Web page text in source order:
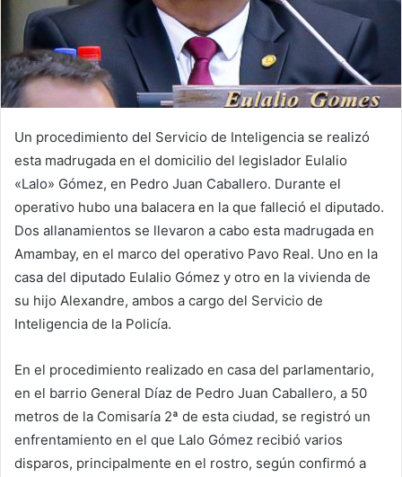
Un procedimiento del Servicio de Inteligencia se realizó
esta madrugada en el domicilio del legislador Eulalio
«Lalo» Gómez, en Pedro Juan Caballero. Durante el
operativo hubo una balacera en la que falleció el diputado.
Dos allanamientos se llevaron a cabo esta madrugada en
Amambay, en el marco del operativo Pavo Real. Uno en la
casa del diputado Eulalio Gómez y otro en la vivienda de
su hijo Alexandre, ambos a cargo del Servicio de
Inteligencia de la Policía.
En el procedimiento realizado en casa del parlamentario,
en el barrio General Díaz de Pedro Juan Caballero, a 50
metros de la Comisaría 2ª de esta ciudad, se registró un
enfrentamiento en el que Lalo Gómez recibió varios
disparos, principalmente en el rostro, según confirmó a